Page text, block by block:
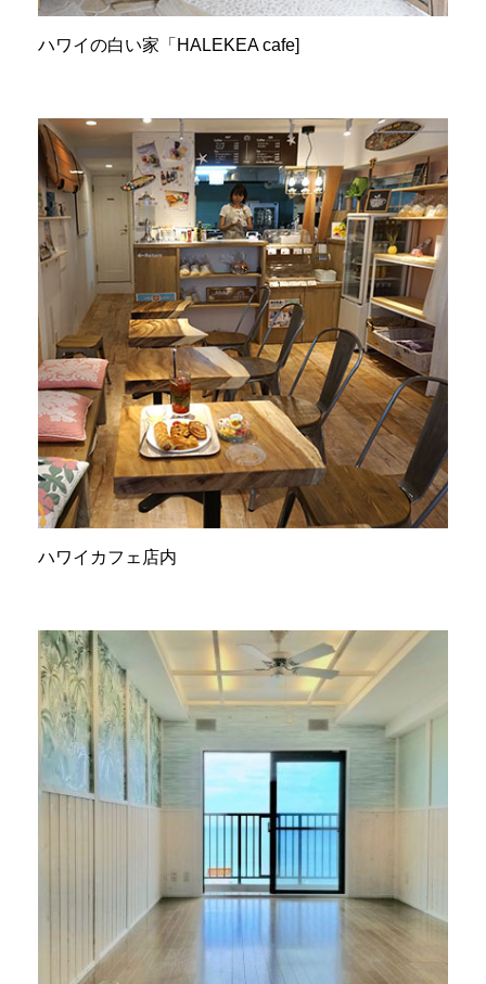
ハワイの白い家「HALEKEA cafe]
ハワイカフェ店内